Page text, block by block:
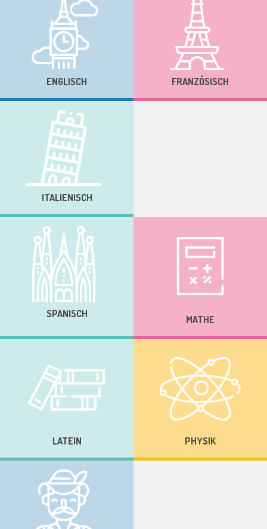
ENGLISCH FRANZÖSISCH
ITALIENISCH
SPANISCH MATHE
LATEIN PHYSIK